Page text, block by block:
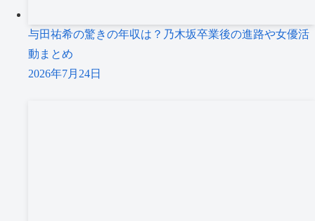
与田祐希の驚きの年収は？乃木坂卒業後の進路や女優活
動まとめ
2026年7月24日